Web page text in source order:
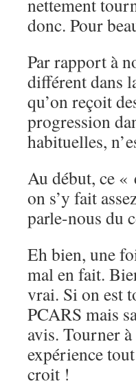
donc. Pour
Par rapport à
différent dans
qu’on reçoit
progression
habituelles,
Au début, ce
on s’y fait
parle-nous du
Eh bien, une
mal en fait.
vrai. Si on est
PCARS mais
avis. Tourner
expérience
croit !